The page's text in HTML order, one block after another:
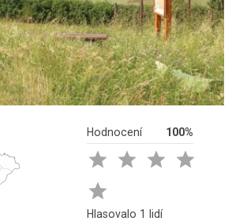
Hodnocení 100%
   

Hlasovalo 1 lidí